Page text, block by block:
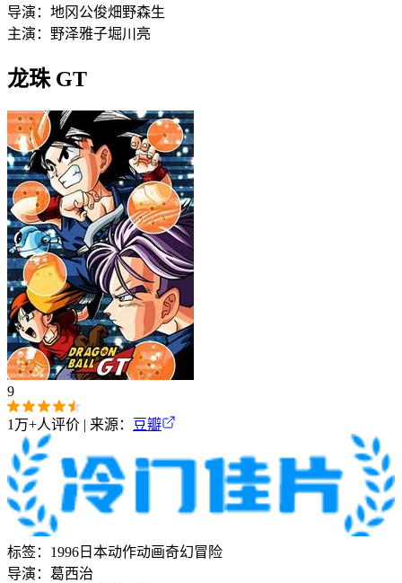
导演： 地冈公俊畑野森生
主演： 野泽雅子堀川亮
龙珠 GT
9
1万+人评价 | 来源： 豆瓣
标签： 1996 日本动作动画奇幻冒险
导演： 葛西治